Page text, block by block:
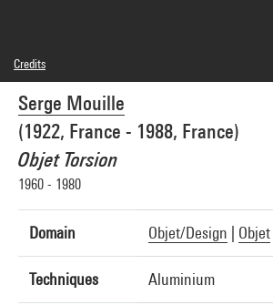
Serge Mouille
(1922, France - 1988, France)
Objet Torsion
1960 - 1980
Domain Objet/Design Objet
Techniques Aluminium
Credits
© Adagp, Paris
Photo credits : Centre Pompidou, MNAM-CCI/Georges
GrandPalaisRmn
Image reference : 4N42034
Image presentation :GrandPalaisRmnPhoto